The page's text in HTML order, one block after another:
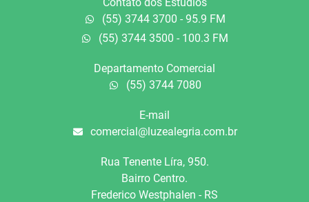
(55) 3744 3700 - 95.9 FM
(55) 3744 3500 - 100.3 FM
Departamento Comercial
(55) 3744 7080
E-mail
comercial@luzealegria.com.br
Rua Tenente Líra, 950.
Bairro Centro.
Frederico Westphalen - RS